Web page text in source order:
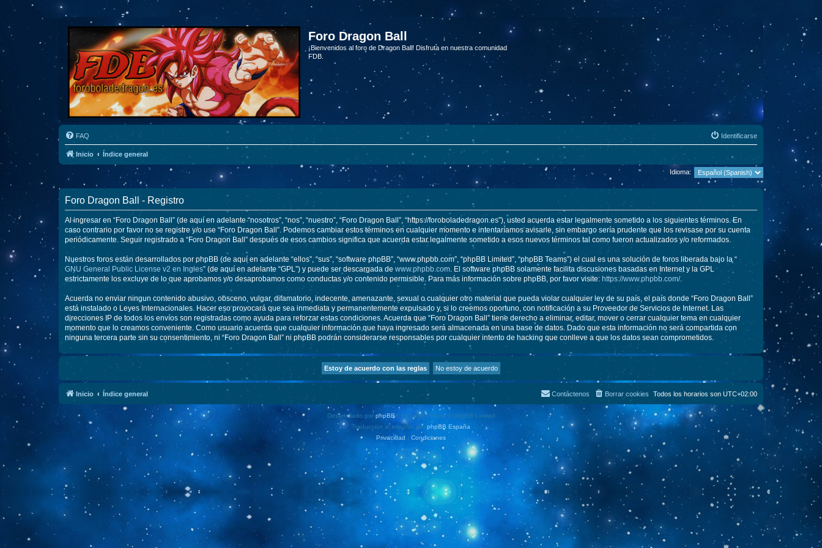
Foro Dragon Ball
¡Bienvenidos al foro de Dragon Ball! Disfruta en nuestra comunidad
FDB.
FAQ Identificarse
Inicio Índice general
Idioma:
Foro Dragon Ball - Registro
Al ingresar en “Foro Dragon Ball” (de aquí en adelante “nosotros”, “nos”, “nuestro”, “Foro Dragon Ball”, “https://foroboladedragon.es”), usted acuerda estar legalmente sometido a los siguientes términos. En
caso contrario por favor no se registre y/o use “Foro Dragon Ball”. Podemos cambiar estos términos en cualquier momento e intentaríamos avisarle, sin embargo sería prudente que los revisase por su cuenta
periódicamente. Seguir registrado a “Foro Dragon Ball” después de esos cambios significa que acuerda estar legalmente sometido a esos nuevos términos tal como fueron actualizados y/o reformados.
Nuestros foros están desarrollados por phpBB (de aquí en adelante “ellos”, “sus”, “software phpBB”, “www.phpbb.com”, “phpBB Limited”, “phpBB Teams”) el cual es una solución de foros liberada bajo la “
GNU General Public License v2 en Ingles” (de aquí en adelante “GPL”) y puede ser descargada de www.phpbb.com . El software phpBB solamente facilita discusiones basadas en Internet y la GPL
estrictamente los excluye de lo que aprobamos y/o desaprobamos como conductas y/o contenido permisible. Para más información sobre phpBB, por favor visite: https://www.phpbb.com/.
Acuerda no enviar ningun contenido abusivo, obsceno, vulgar, difamatorio, indecente, amenazante, sexual o cualquier otro material que pueda violar cualquier ley de su país, el país donde “Foro Dragon Ball”
está instalado o Leyes Internacionales. Hacer eso provocará que sea inmediata y permanentemente expulsado y, si lo creemos oportuno, con notificación a su Proveedor de Servicios de Internet. Las
direcciones IP de todos los envíos son registradas como ayuda para reforzar estas condiciones. Acuerda que “Foro Dragon Ball” tiene derecho a eliminar, editar, mover o cerrar cualquier tema en cualquier
momento que lo creamos conveniente. Como usuario acuerda que cualquier información que haya ingresado será almacenada en una base de datos. Dado que esta información no será compartida con
ninguna tercera parte sin su consentimiento, ni “Foro Dragon Ball” ni phpBB podrán considerarse responsables por cualquier intento de hacking que conlleve a que los datos sean comprometidos.
Inicio Índice general Todos los horarios son UTC+02:00
Borrar cookies
Contáctenos
Desarrollado por phpBB® Forum Software © phpBB Limited
Traducción al español por phpBB España
Privacidad | Condiciones